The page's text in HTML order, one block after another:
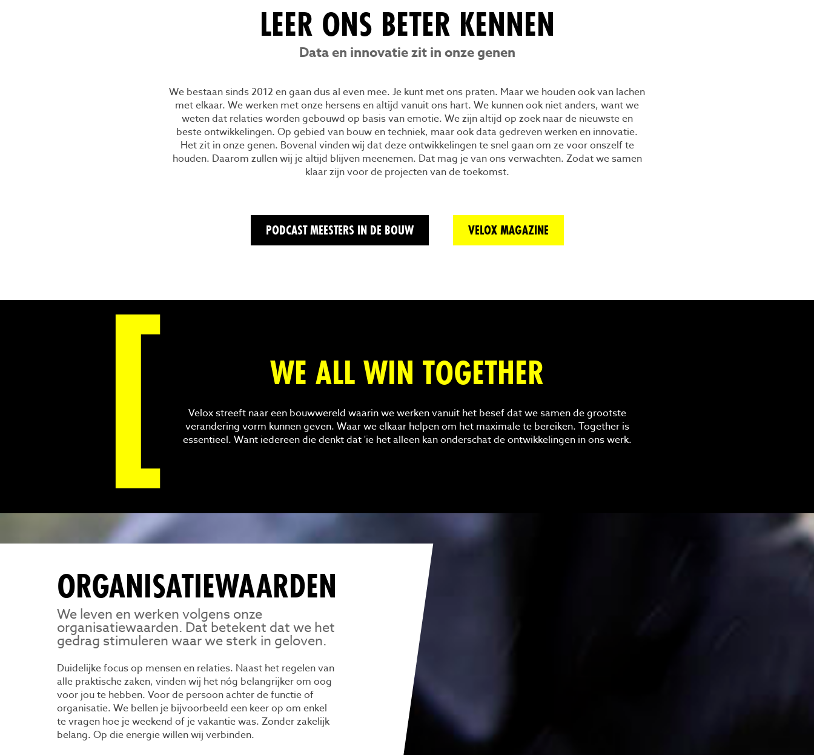
LEER ONS BETER KENNEN
Data en innovatie zit in onze genen
We bestaan sinds 2012 en gaan dus al even mee. Je kunt met ons praten. Maar we houden ook van lachen
met elkaar. We werken met onze hersens en altijd vanuit ons hart. We kunnen ook niet anders, want we
weten dat relaties worden gebouwd op basis van emotie. We zijn altijd op zoek naar de nieuwste en
beste ontwikkelingen. Op gebied van bouw en techniek, maar ook data gedreven werken en innovatie.
Het zit in onze genen. Bovenal vinden wij dat deze ontwikkelingen te snel gaan om ze voor onszelf te
houden. Daarom zullen wij je altijd blijven meenemen. Dat mag je van ons verwachten. Zodat we samen
klaar zijn voor de projecten van de toekomst.
PODCAST MEESTERS IN DE BOUW VELOX MAGAZINE
[ WE ALL WIN TOGETHER
Velox streeft naar een bouwwereld waarin we werken vanuit het besef dat we samen de grootste
verandering vorm kunnen geven. Waar we elkaar helpen om het maximale te bereiken. Together is
essentieel. Want iedereen die denkt dat 'ie het alleen kan onderschat de ontwikkelingen in ons werk.
ORGANISATIEWAARDEN
We leven en werken volgens onze
organisatiewaarden. Dat betekent dat we het
gedrag stimuleren waar we sterk in geloven.
Duidelijke focus op mensen en relaties. Naast het regelen van
alle praktische zaken, vinden wij het nóg belangrijker om oog
voor jou te hebben. Voor de persoon achter de functie of
organisatie. We bellen je bijvoorbeeld een keer op om enkel
te vragen hoe je weekend of je vakantie was. Zonder zakelijk
belang. Op die energie willen wij verbinden.